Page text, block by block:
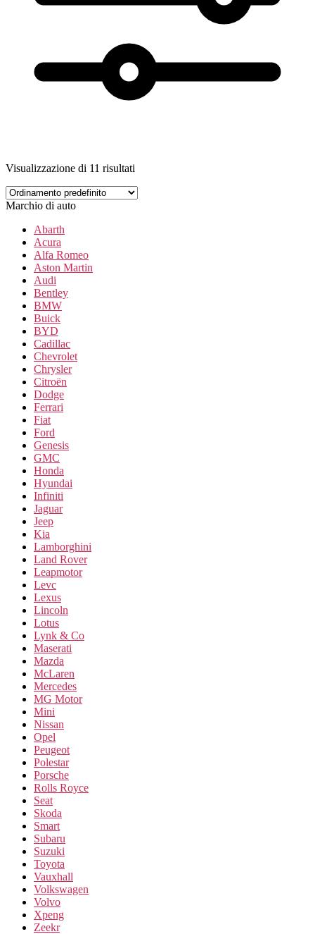
Visualizzazione di 11 risultati
Marchio di auto
Abarth
Acura
Alfa Romeo
Aston Martin
Audi
Bentley
BMW
Buick
BYD
Cadillac
Chevrolet
Chrysler
Citroën
Dodge
Ferrari
Fiat
Ford
Genesis
GMC
Honda
Hyundai
Infiniti
Jaguar
Jeep
Kia
Lamborghini
Land Rover
Leapmotor
Levc
Lexus
Lincoln
Lotus
Lynk & Co
Maserati
Mazda
McLaren
Mercedes
MG Motor
Mini
Nissan
Opel
Peugeot
Polestar
Porsche
Rolls Royce
Seat
Skoda
Smart
Subaru
Suzuki
Toyota
Vauxhall
Volkswagen
Volvo
Xpeng
Zeekr